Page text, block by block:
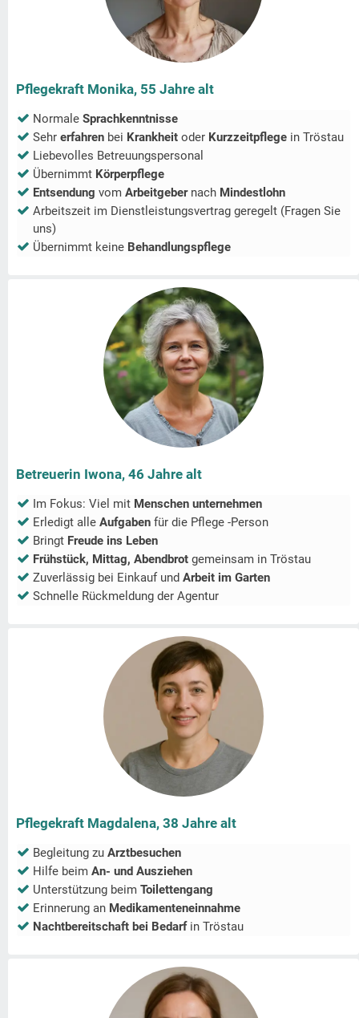
Pflegekraft Monika, 55 Jahre alt
Normale Sprachkenntnisse
Sehr erfahren bei Krankheit oder Kurzzeitpflege in Tröstau
Liebevolles Betreuungspersonal
Übernimmt Körperpflege
Entsendung vom Arbeitgeber nach Mindestlohn
Arbeitszeit im Dienstleistungsvertrag geregelt (Fragen Sie
uns)
Übernimmt keine Behandlungspflege
Betreuerin Iwona, 46 Jahre alt
Im Fokus: Viel mit Menschen unternehmen
Erledigt alle Aufgaben für die Pflege -Person
Bringt Freude ins Leben
Frühstück, Mittag, Abendbrot gemeinsam in Tröstau
Zuverlässig bei Einkauf und Arbeit im Garten
Schnelle Rückmeldung der Agentur
Pflegekraft Magdalena, 38 Jahre alt
Begleitung zu Arztbesuchen
Hilfe beim An- und Ausziehen
Unterstützung beim Toilettengang
Erinnerung an Medikamenteneinnahme
Nachtbereitschaft bei Bedarfin Tröstau